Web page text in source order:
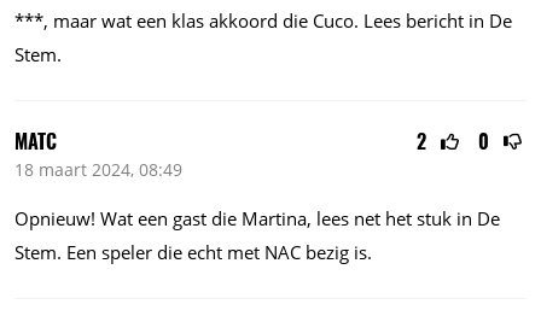
***, maar wat een klas akkoord die Cuco. Lees bericht in De
Stem.
2 0
MATC
18 maart 2024, 08:49
Opnieuw! Wat een gast die Martina, lees net het stuk in De
Stem. Een speler die echt met NAC bezig is.